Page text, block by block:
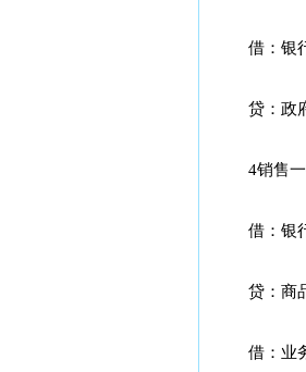
借：银行
贷：政府
4销售一批
借：银行
贷：商品
借：业务